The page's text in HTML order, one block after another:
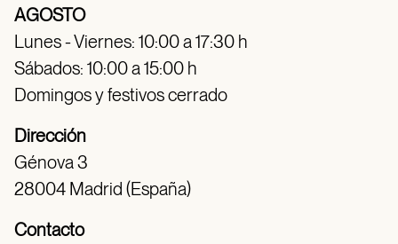
AGOSTO
Lunes - Viernes: 10:00 a 17:30 h
Sábados: 10:00 a 15:00 h
Domingos y festivos cerrado
Dirección
Génova 3
28004 Madrid (España)
Contacto